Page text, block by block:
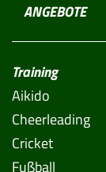
ANGEBOTE
Training
Aikido
Cheerleading
Cricket
Fußball